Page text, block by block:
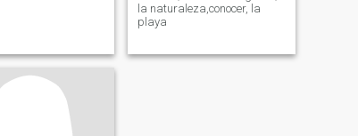
la naturaleza,conocer, la
playa